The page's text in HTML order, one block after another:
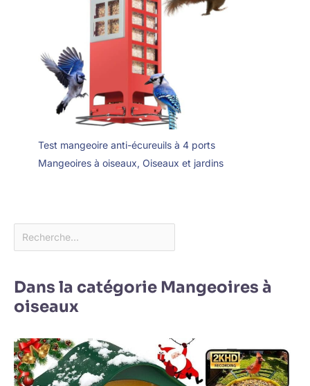
Test mangeoire anti-écureuils à 4 ports
Mangeoires à oiseaux, Oiseaux et jardins
Dans la catégorie Mangeoires à
oiseaux